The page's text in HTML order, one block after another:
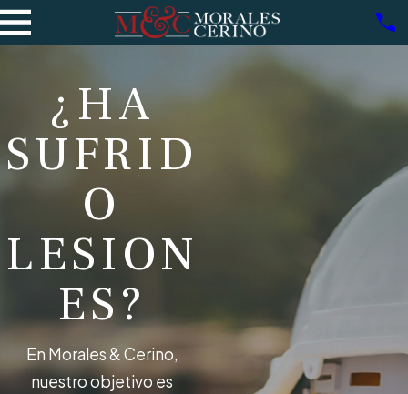
¿HA
SUFRID
O
LESION
ES?
En Morales & Cerino,
nuestro objetivo es